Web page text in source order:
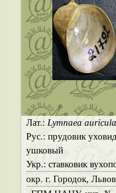
Лат.: Lymnaea
Рус.: прудовик
ушковый
Укр.: ставковик
окр. г. Городок,